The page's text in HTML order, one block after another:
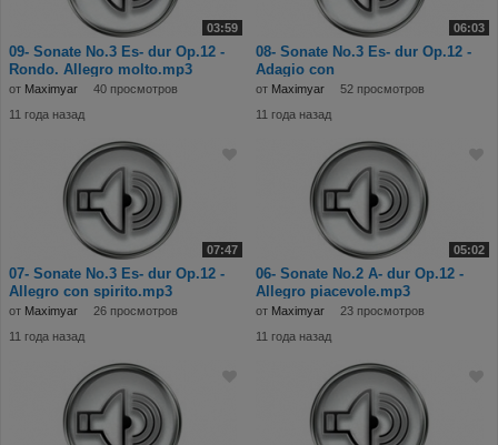
03:59
09- Sonate No.3 Es- dur Op.12 -
Rondo. Allegro molto.mp3
от Maximyar
40 просмотров
11 года назад
06:03
08- Sonate No.3 Es- dur Op.12 -
Adagio con
molt'espressione.mp3
от Maximyar
52 просмотров
11 года назад
07:47
07- Sonate No.3 Es- dur Op.12 -
Allegro con spirito.mp3
от Maximyar
26 просмотров
11 года назад
05:02
06- Sonate No.2 A- dur Op.12 -
Allegro piacevole.mp3
от Maximyar
23 просмотров
11 года назад